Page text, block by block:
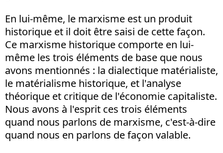
En lui-même, le marxisme est un produit
historique et il doit être saisi de cette façon.
Ce marxisme historique comporte en lui-
même les trois éléments de base que nous
avons mentionnés : la dialectique matérialiste,
le matérialisme historique, et l'analyse
théorique et critique de l'économie capitaliste.
Nous avons à l'esprit ces trois éléments
quand nous parlons de marxisme, c'est-à-dire
quand nous en parlons de façon valable.